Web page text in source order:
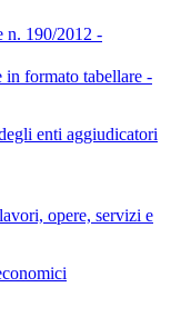
n. 190/2012 -
formato tabellare -
enti aggiudicatori
opere, servizi e